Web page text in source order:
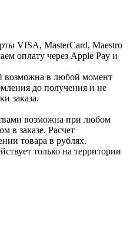
VISA, MasterCard, Maestro
оплату через Apple Pay и
возможна в любой момент
до получения и не
заказа.
возможна при любом
в заказе. Расчет
товара в рублях.
только на территории